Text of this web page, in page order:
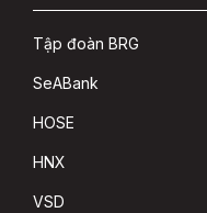
Tập đoàn BRG
SeABank
HOSE
HNX
VSD